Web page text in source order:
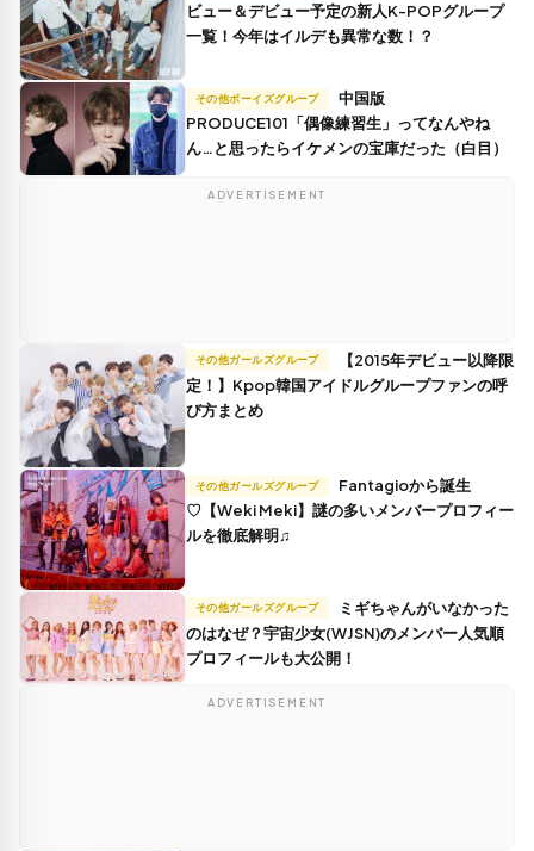
ビュー＆デビュー予定の新人K-POPグループ
一覧！今年はイルデも異常な数！？
その他ボーイズグループ
PRODUCE101「偶像練習生」ってなんやね
ん…と思ったらイケメンの宝庫だった（白目）
ADVERTISEMENT
その他ガールズグループ
定！】Kpop韓国アイドルグループファンの呼
び方まとめ
その他ガールズグループ
♡【Weki Meki】謎の多いメンバープロフィー
ルを徹底解明♫
その他ガールズグループ
のはなぜ？宇宙少女(WJSN)のメンバー人気順
プロフィールも大公開！
ADVERTISEMENT